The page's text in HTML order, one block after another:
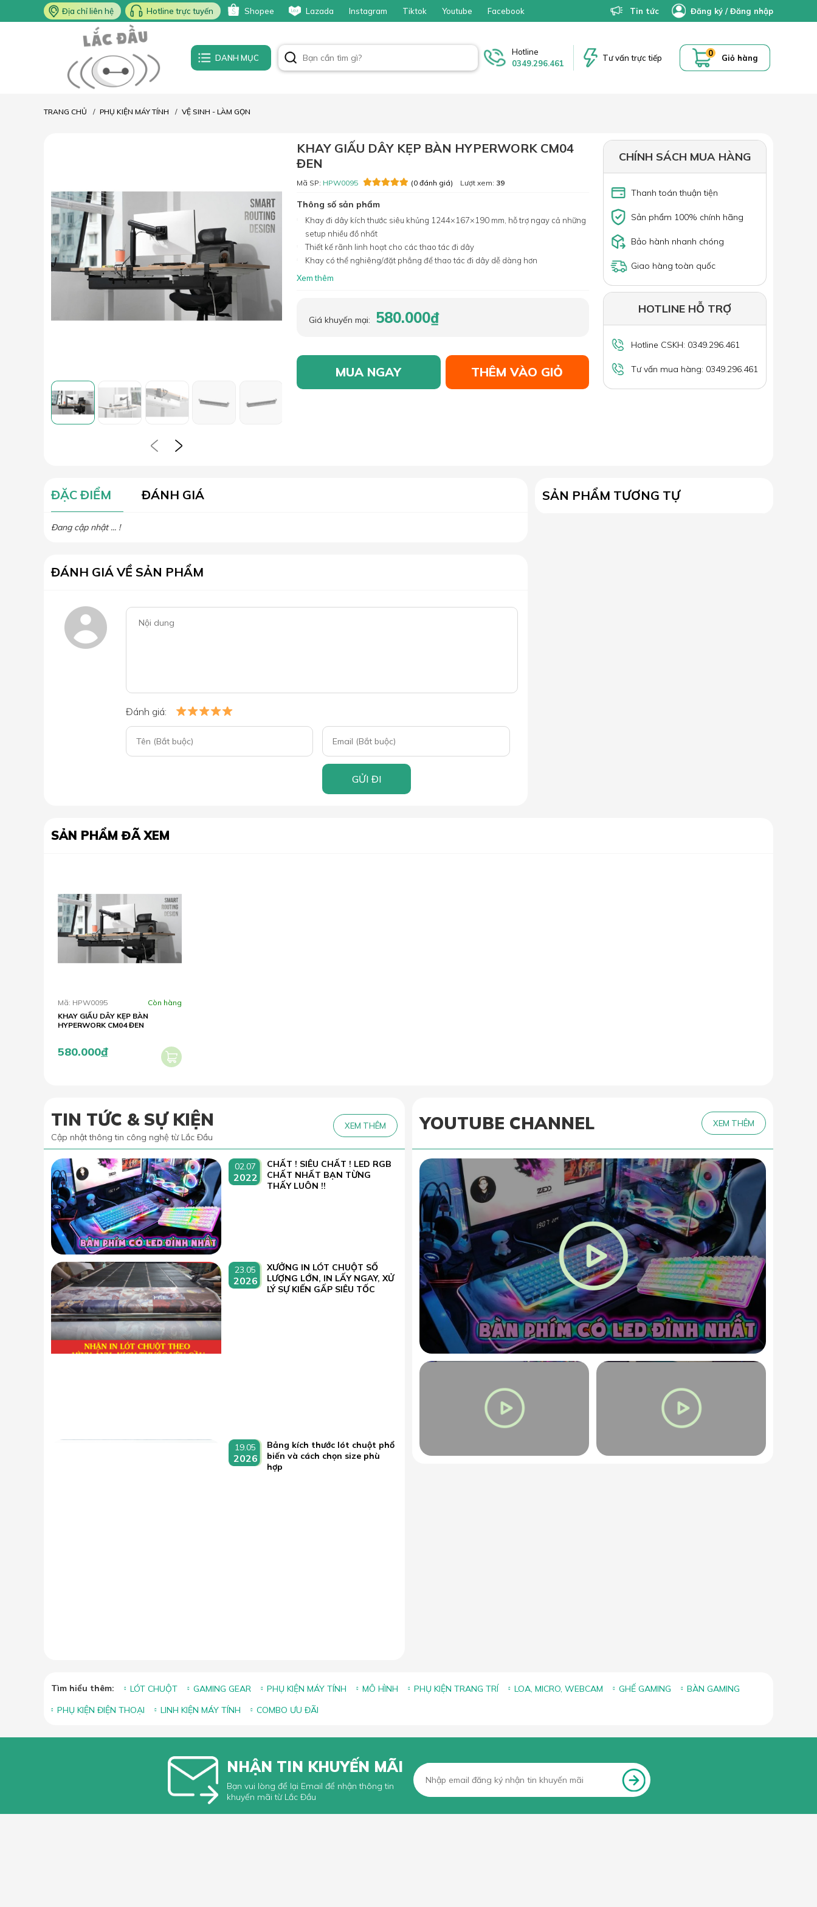
Địa chỉ liên hệ Hotline trực tuyến Shopee Lazada Instagram Tiktok Youtube Facebook Tin tức Đăng ký /Đăng nhập
DANH MỤC
Hotline
0349.296.461
Tư vấn trực tiếp 0 Giỏ hàng
TRANG CHỦ PHỤ KIỆN MÁY TÍNH VỆ SINH - LÀM GỌN
KHAY GIẤU DÂY KẸP BÀN HYPERWORK CM04
ĐEN
Mã SP: HPW0095 (0 đánh giá) Lượt xem: 39
Thông số sản phẩm
Khay đi dây kích thước siêu khủng 1244×167×190 mm, hỗ trợ ngay cả những
setup nhiều đồ nhất
Thiết kế rãnh linh hoạt cho các thao tác đi dây
Khay có thể nghiêng/đặt phẳng để thao tác đi dây dễ dàng hơn
Xem thêm
Giá khuyến mại: 580.000₫
MUA NGAY THÊM VÀO GIỎ
CHÍNH SÁCH MUA HÀNG
Thanh toán thuận tiện
Sản phẩm 100% chính hãng
Bảo hành nhanh chóng
Giao hàng toàn quốc
HOTLINE HỖ TRỢ
Hotline CSKH: 0349.296.461
Tư vấn mua hàng: 0349.296.461
ĐẶC ĐIỂM ĐÁNH GIÁ
Đang cập nhật ... !
ĐÁNH GIÁ VỀ SẢN PHẨM
Đánh giá:
GỬI ĐI
SẢN PHẨM TƯƠNG TỰ
SẢN PHẨM ĐÃ XEM
Mã: HPW0095
Còn hàng
KHAY GIẤU DÂY KẸP BÀN
HYPERWORK CM04 ĐEN
580.000đ
TIN TỨC & SỰ KIỆN
Cập nhật thông tin công nghệ từ Lắc Đầu
XEM THÊM
02.07
2022
CHẤT ! SIÊU CHẤT ! LED RGB
CHẤT NHẤT BẠN TỪNG
THẤY LUÔN !!
23.05
2026
XƯỞNG IN LÓT CHUỘT SỐ
LƯỢNG LỚN, IN LẤY NGAY, XỬ
LÝ SỰ KIẾN GẤP SIÊU TỐC
19.05
2026
Bảng kích thước lót chuột phổ
biến và cách chọn size phù
hợp
YOUTUBE CHANNEL XEM THÊM
Tìm hiểu thêm: LÓT CHUỘT GAMING GEAR PHỤ KIỆN MÁY TÍNH MÔ HÌNH PHỤ KIỆN TRANG TRÍ LOA, MICRO, WEBCAM GHẾ GAMING
BÀN GAMING
PHỤ KIỆN ĐIỆN THOẠI
LINH KIỆN MÁY TÍNH COMBO ƯU ĐÃI
NHẬN TIN KHUYẾN MÃI
Bạn vui lòng để lại Email để nhận thông tin
khuyến mãi từ Lắc Đầu